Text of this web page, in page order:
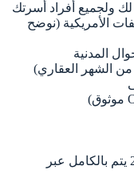
ولجميع أفراد أسرتك
الأمريكية (نوضح
المدنية
من الشهر العقاري)
التقديم على القرعة الأمريكية من مصر 2027 يتم بالكامل عبر